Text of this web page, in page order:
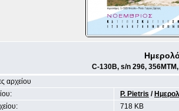
C-130B, s/n 296,
αρχείου
P. Pietris /
718 KB